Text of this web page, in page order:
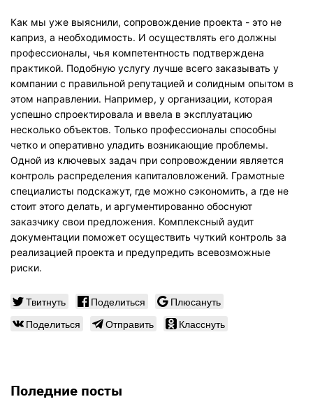
Как мы уже выяснили, сопровождение проекта - это не
каприз, а необходимость. И осуществлять его должны
профессионалы, чья компетентность подтверждена
практикой. Подобную услугу лучше всего заказывать у
компании с правильной репутацией и солидным опытом в
этом направлении. Например, у организации, которая
успешно спроектировала и ввела в эксплуатацию
несколько объектов. Только профессионалы способны
четко и оперативно уладить возникающие проблемы.
Одной из ключевых задач при сопровождении является
контроль распределения капиталовложений. Грамотные
специалисты подскажут, где можно сэкономить, а где не
стоит этого делать, и аргументированно обоснуют
заказчику свои предложения. Комплексный аудит
документации поможет осуществить чуткий контроль за
реализацией проекта и предупредить всевозможные
риски.
Твитнуть Поделиться
Плюсануть
Поделиться
Отправить Класснуть
Поледние посты